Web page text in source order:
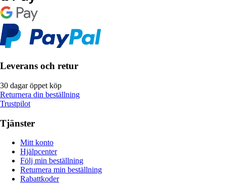
Leverans och retur
30 dagar öppet köp
Returnera din beställning
Trustpilot
Tjänster
Mitt konto
Hjälpcenter
Följ min beställning
Returnera min beställning
Rabattkoder